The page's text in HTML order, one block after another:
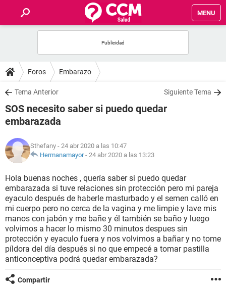
MENU
FOROS
SALUD
FAMILIA
NUTRICIÓN
SEXUALIDAD
GLOSARIO
Foros Embarazo
Tema Anterior Siguiente Tema
SOS necesito saber si puedo quedar
embarazada
Sthefany - 24 abr 2020 a las 10:47
Hermanamayor- 24 abr 2020 a las 13:23
Hola buenas noches , quería saber si puedo quedar
embarazada si tuve relaciones sin protección pero mi pareja
eyaculo después de haberle masturbado y el semen calló en
mi cuerpo pero no cerca de la vagina y me limpie y lave mis
manos con jabón y me bañe y él también se baño y luego
volvimos a hacer lo mismo 30 minutos despues sin
protección y eyaculo fuera y nos volvimos a bañar y no tome
píldora del día después si no que empecé a tomar pastilla
anticonceptiva podrá quedar embarazada?
Compartir